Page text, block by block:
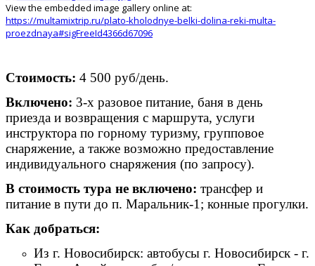
View the embedded image gallery online at:
https://multamixtrip.ru/plato-kholodnye-belki-dolina-reki-multa-
proezdnaya#sigFreeId4366d67096
Стоимость: 4 500 руб/день.
Включено: 3-х разовое питание, баня в день
приезда и возвращения с маршрута, услуги
инструктора по горному туризму, групповое
снаряжение, а также возможно предоставление
индивидуального снаряжения (по запросу).
В стоимость тура не включено: трансфер и
питание в пути до п. Маральник-1; конные прогулки.
Как добраться:
Из г. Новосибирск: автобусы г. Новосибирск - г.